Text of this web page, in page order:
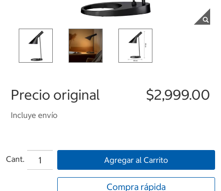
Precio original $2,999.00
Incluye envío
Cant. Agregar al Carrito
Compra rápida